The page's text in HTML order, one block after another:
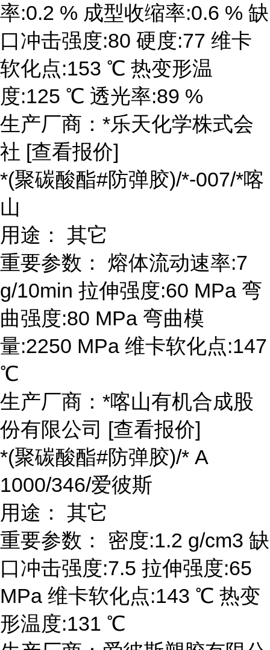
率:0.2 % 成型收缩率:0.6 % 缺
口冲击强度:80 硬度:77 维卡
软化点:153 ℃ 热变形温
度:125 ℃ 透光率:89 %
生产厂商：*乐天化学株式会
社 [查看报价]
*(聚碳酸酯#防弹胶)/*-007/*喀
山
用途： 其它
重要参数： 熔体流动速率:7
g/10min 拉伸强度:60 MPa 弯
曲强度:80 MPa 弯曲模
量:2250 MPa 维卡软化点:147
℃
生产厂商：*喀山有机合成股
份有限公司 [查看报价]
*(聚碳酸酯#防弹胶)/* A
1000/346/爱彼斯
用途： 其它
重要参数： 密度:1.2 g/cm3 缺
口冲击强度:7.5 拉伸强度:65
MPa 维卡软化点:143 ℃ 热变
形温度:131 ℃